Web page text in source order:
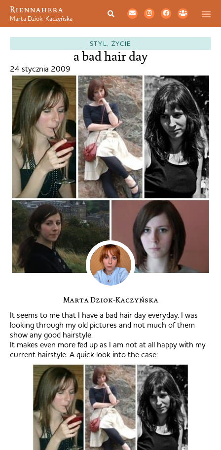
Riennahera
Marta Dziok-Kaczyńska
STYL ŻYCIE
a bad hair day
24 stycznia 2009
Marta Dziok-Kaczyńska
It seems to me that I have a bad hair day everyday. I was
looking through my old pictures and not much of them
show any good hairstyle.
It makes even more fed up as I am not at all happy with my
current hairstyle. A quick look into the case: